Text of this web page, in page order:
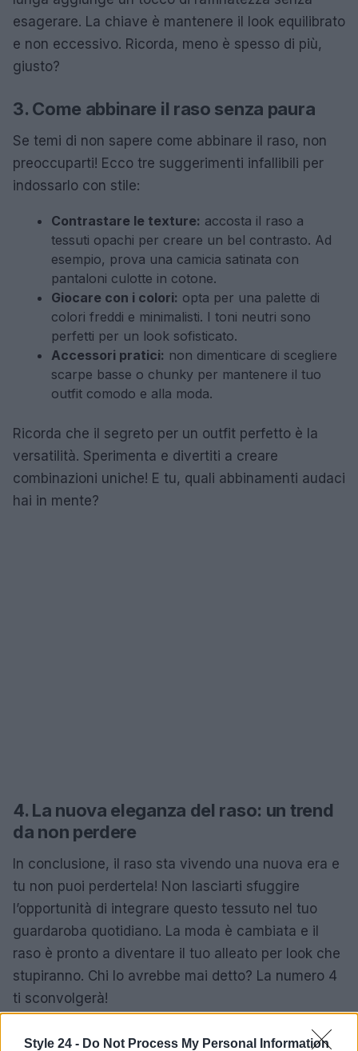
Style 24 - Do Not Process My Personal Information
esagerare. La chiave è mantenere il look equilibrato
e non eccessivo. Ricorda, meno è spesso di più,
giusto?
3. Come abbinare il raso senza paura
Se temi di non sapere come abbinare il raso, non
preoccuparti! Ecco tre suggerimenti infallibili per
indossarlo con stile:
Contrastare le texture: accosta il raso a
tessuti opachi per creare un bel contrasto. Ad
esempio, prova una camicia satinata con
pantaloni culotte in cotone.
Giocare con i colori: opta per una palette di
colori freddi e minimalisti. I toni neutri sono
perfetti per un look sofisticato.
Accessori pratici: non dimenticare di scegliere
scarpe basse o chunky per mantenere il tuo
outfit comodo e alla moda.
Ricorda che il segreto per un outfit perfetto è la
versatilità. Sperimenta e divertiti a creare
combinazioni uniche! E tu, quali abbinamenti audaci
hai in mente?
4. La nuova eleganza del raso: un trend
da non perdere
In conclusione, il raso sta vivendo una nuova era e
tu non puoi perdertela! Non lasciarti sfuggire
l’opportunità di integrare questo tessuto nel tuo
guardaroba quotidiano. La moda è cambiata e il
raso è pronto a diventare il tuo alleato per look che
stupiranno. Chi lo avrebbe mai detto? La numero 4
ti sconvolgerà!
Condividi questo articolo con i tuoi amici e scopri